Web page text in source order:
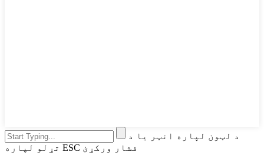
د لټون لپاره انټر یا د
تړلو لپاره ESC فشار ورکړئ